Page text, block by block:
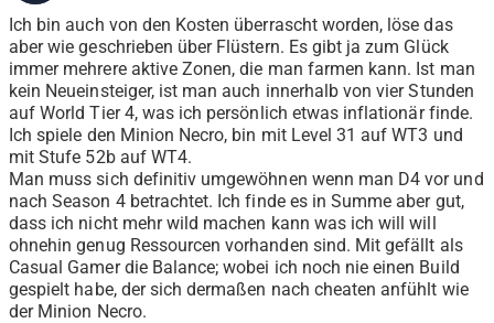
Ich bin auch von den Kosten überrascht worden, löse das
aber wie geschrieben über Flüstern. Es gibt ja zum Glück
immer mehrere aktive Zonen, die man farmen kann. Ist man
kein Neueinsteiger, ist man auch innerhalb von vier Stunden
auf World Tier 4, was ich persönlich etwas inflationär finde.
Ich spiele den Minion Necro, bin mit Level 31 auf WT3 und
mit Stufe 52b auf WT4.
Man muss sich definitiv umgewöhnen wenn man D4 vor und
nach Season 4 betrachtet. Ich finde es in Summe aber gut,
dass ich nicht mehr wild machen kann was ich will will
ohnehin genug Ressourcen vorhanden sind. Mit gefällt als
Casual Gamer die Balance; wobei ich noch nie einen Build
gespielt habe, der sich dermaßen nach cheaten anfühlt wie
der Minion Necro.